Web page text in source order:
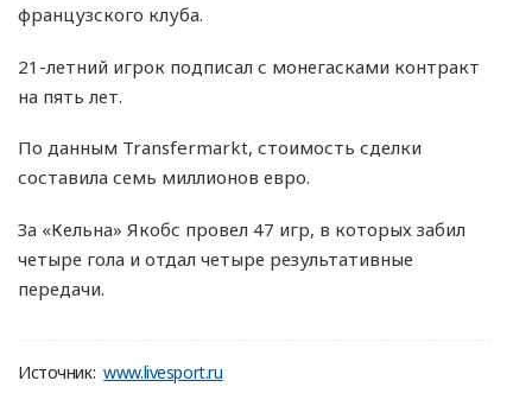
французского клуба.
21-летний игрок подписал с монегасками контракт
на пять лет.
По данным Transfermarkt, стоимость сделки
составила семь миллионов евро.
За «Кельна» Якобс провел 47 игр, в которых забил
четыре гола и отдал четыре результативные
передачи.
Источник: www.livesport.ru